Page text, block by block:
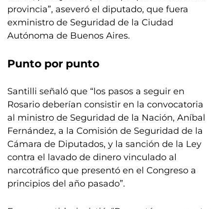
provincia”, aseveró el diputado, que fuera
exministro de Seguridad de la Ciudad
Autónoma de Buenos Aires.
Punto por punto
Santilli señaló que “los pasos a seguir en
Rosario deberían consistir en la convocatoria
al ministro de Seguridad de la Nación, Aníbal
Fernández, a la Comisión de Seguridad de la
Cámara de Diputados, y la sanción de la Ley
contra el lavado de dinero vinculado al
narcotráfico que presentó en el Congreso a
principios del año pasado”.